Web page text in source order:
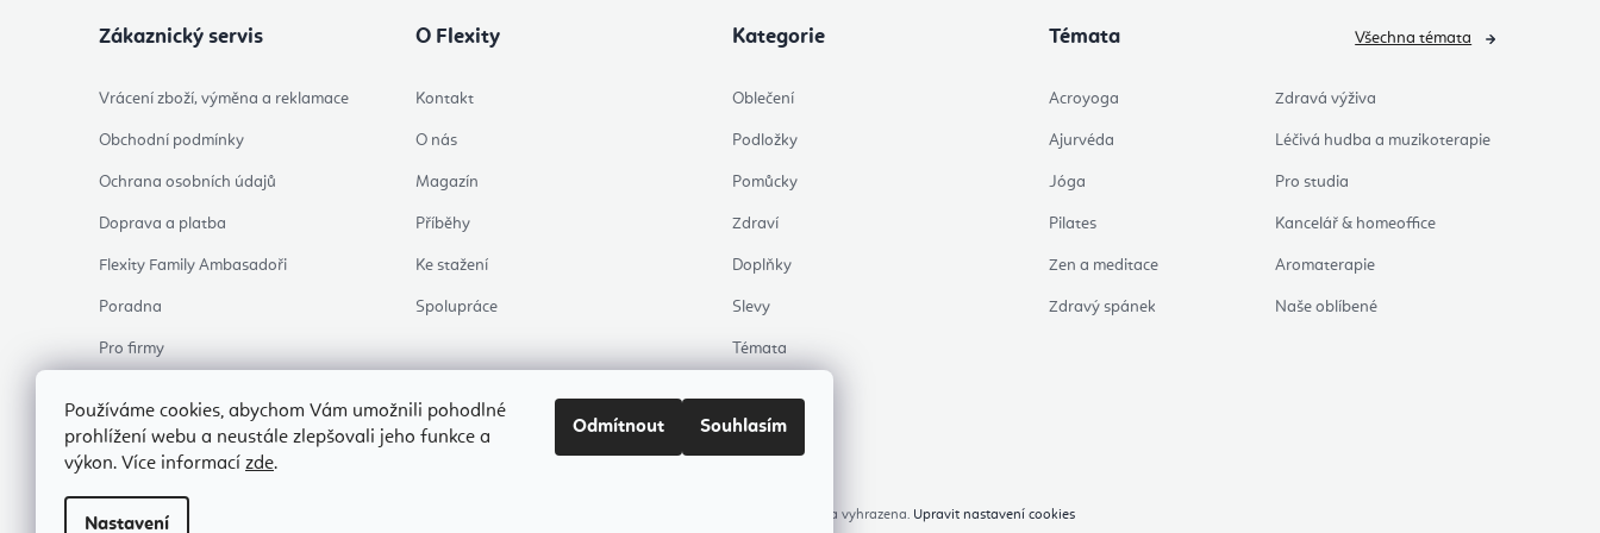
Používáme cookies, abychom Vám umožnili pohodlné
prohlížení webu a neustále zlepšovali jeho funkce a
výkon. Více informací zde.
Nastavení
Odmítnout Souhlasím
Zákaznický servis
Vrácení zboží, výměna a reklamace
Obchodní podmínky
Ochrana osobních údajů
Doprava a platba
Flexity Family Ambasadoři
Poradna
Pro firmy
Zkontrolovat stav objednávky
O Flexity
Kontakt
O nás
Magazín
Příběhy
Ke stažení
Spolupráce
Kategorie
Oblečení
Podložky
Pomůcky
Zdraví
Doplňky
Slevy
Témata
Témata
Acroyoga Zdravá výživa
Ajurvéda Léčivá hudba a muzikoterapie
Jóga Pro studia
Pilates Kancelář & homeoffice
Zen a meditace Aromaterapie
Zdravý spánek Naše oblíbené
Všechna témata
. Všechna práva vyhrazena. Upravit nastavení cookies